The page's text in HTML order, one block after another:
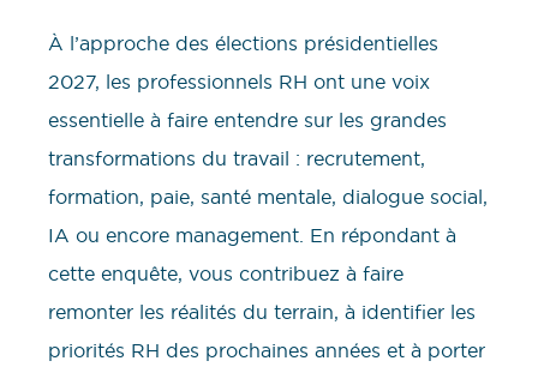
À l’approche des élections présidentielles
2027, les professionnels RH ont une voix
essentielle à faire entendre sur les grandes
transformations du travail : recrutement,
formation, paie, santé mentale, dialogue social,
IA ou encore management. En répondant à
cette enquête, vous contribuez à faire
remonter les réalités du terrain, à identifier les
priorités RH des prochaines années et à porter